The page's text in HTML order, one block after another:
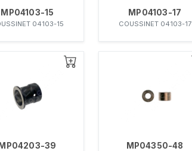
MP04103-15
04103-15
MP04103-17
COUSSINET 04103-17
39 MP04350-48